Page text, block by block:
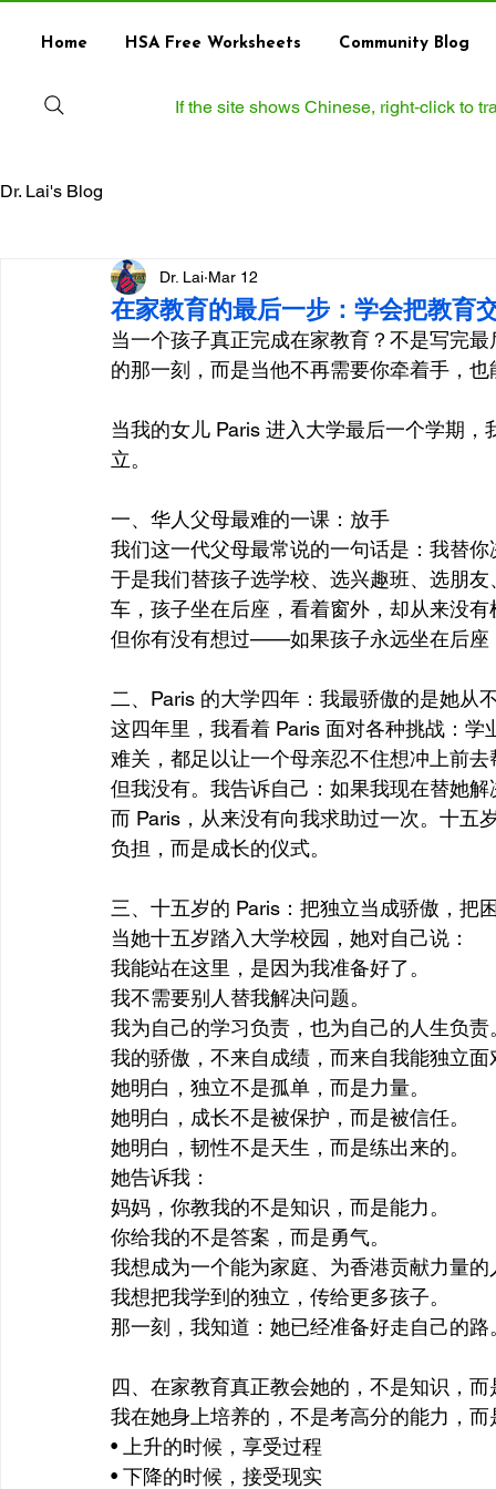
Home HSA Free Worksheets Community Blog
If the site shows Chinese, right‑click to
Dr. Lai's Blog
在家教育的最后一步：学会把教育
Dr. Lai Mar 12
当一个孩子真正完成在家教育？不是写完
的那一刻，而是当他不再需要你牵着手，
当我的女儿 Paris 进入大学最后一个学期
立。
一、华人父母最难的一课：放手
我们这一代父母最常说的一句话是：我替
于是我们替孩子选学校、选兴趣班、选朋
车，孩子坐在后座，看着窗外，却从来没
但你有没有想过——如果孩子永远坐在后座
二、Paris 的大学四年：我最骄傲的是她从
这四年里，我看着 Paris 面对各种挑战：
难关，都足以让一个母亲忍不住想冲上前去
但我没有。我告诉自己：如果我现在替她
而 Paris，从来没有向我求助过一次。十五
负担，而是成长的仪式。
三、十五岁的 Paris：把独立当成骄傲，把
当她十五岁踏入大学校园，她对自己说：
我能站在这里，是因为我准备好了。
我不需要别人替我解决问题。
我为自己的学习负责，也为自己的人生负责
我的骄傲，不来自成绩，而来自我能独立面
她明白，独立不是孤单，而是力量。
她明白，成长不是被保护，而是被信任。
她明白，韧性不是天生，而是练出来的。
她告诉我：
妈妈，你教我的不是知识，而是能力。
你给我的不是答案，而是勇气。
我想成为一个能为家庭、为香港贡献力量的
我想把我学到的独立，传给更多孩子。
那一刻，我知道：她已经准备好走自己的路
四、在家教育真正教会她的，不是知识，而
我在她身上培养的，不是考高分的能力，
• 上升的时候，享受过程
• 下降的时候，接受现实